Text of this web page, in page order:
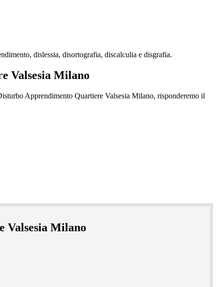
dislessia, disortografia, discalculia e disgrafia.
Valsesia Milano
Valsesia Milano